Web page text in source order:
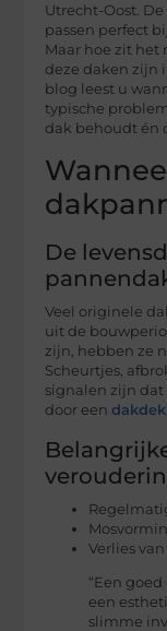
Utrecht-Oost.
passen perfect
Maar hoe zit het
deze daken zijn
blog leest u
typische
dak behoudt én
De
Veel originele
uit de
zijn, hebben ze
Scheurtjes,
signalen zijn dat
door een
Verlies
“Een
een
slimme